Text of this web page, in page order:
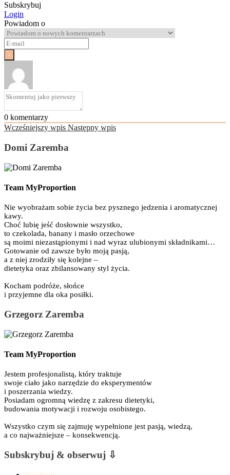
Subskrybuj
Login
Powiadom o
0 komentarzy
Wcześniejszy wpis Następny wpis
Domi Zaremba
Team MyProportion
Nie wyobrażam sobie życia bez pysznego jedzenia i aromatycznej
kawy.
Choć lubię jeść dosłownie wszystko,
to czekolada, banany i masło orzechowe
są moimi niezastąpionymi i nad wyraz ulubionymi składnikami…
Gotowanie od zawsze było moją pasją,
a z niej zrodziły się kolejne –
dietetyka oraz zbilansowany styl życia.
Kocham podróże, słońce
i przyjemne dla oka posiłki.
Grzegorz Zaremba
Team MyProportion
Jestem profesjonalistą, który traktuje
swoje ciało jako narzędzie do eksperymentów
i poszerzania wiedzy.
Posiadam ogromną wiedzę z zakresu dietetyki,
budowania motywacji i rozwoju osobistego.
Wszystko czym się zajmuję wypełnione jest pasją, wiedzą,
a co najważniejsze – konsekwencją.
Subskrybuj & obserwuj ⇩